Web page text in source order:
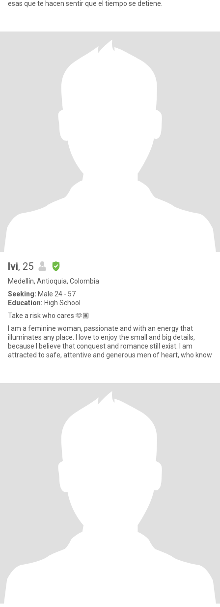
esas que te hacen sentir que el tiempo se detiene.
Ivi, 25
Medellín, Antioquia, Colombia
Seeking: Male 24 - 57
Education: High School
Take a risk who cares 🫶🏽
I am a feminine woman, passionate and with an energy that
illuminates any place. I love to enjoy the small and big details,
because I believe that conquest and romance still exist. I am
attracted to safe, attentive and generous men of heart, who know